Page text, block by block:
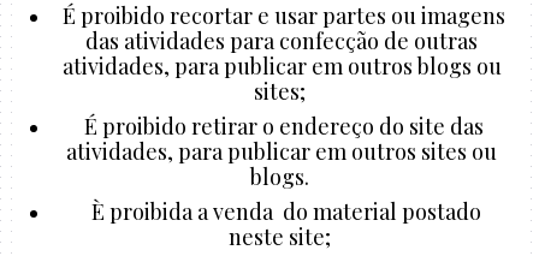
É proibido recortar e usar partes ou imagens
das atividades para confecção de outras
atividades, para publicar em outros blogs ou
sites;
É proibido retirar o endereço do site das
atividades, para publicar em outros sites ou
blogs.
È proibida a venda do material postado
neste site;